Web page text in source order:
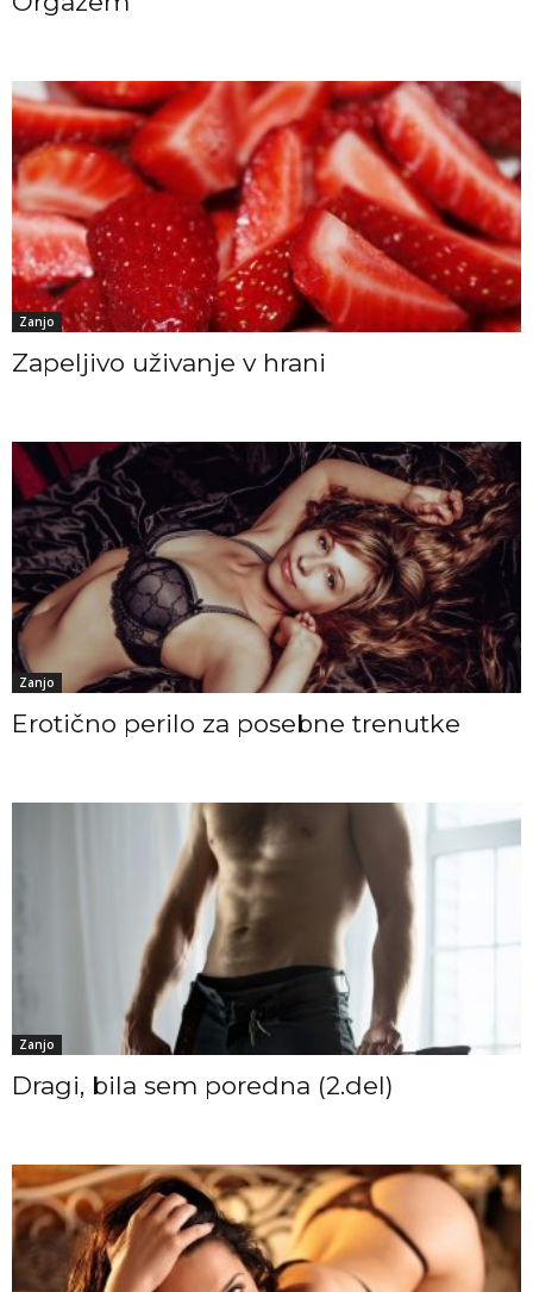
Zanjo
Zapeljivo uživanje v hrani
Zanjo
Erotično perilo za posebne trenutke
Zanjo
Dragi, bila sem poredna (2.del)